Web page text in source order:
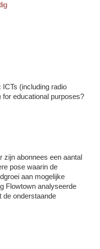
(including radio
educational purposes?
zijn abonnees een aantal
pose waarin de
aan mogelijke
Flowtown analyseerde
de onderstaande